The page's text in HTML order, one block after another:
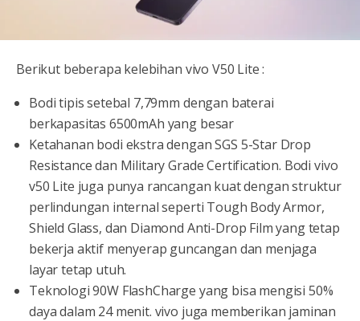
Berikut beberapa kelebihan vivo V50 Lite :
Bodi tipis setebal 7,79mm dengan baterai
berkapasitas 6500mAh yang besar
Ketahanan bodi ekstra dengan SGS 5-Star Drop
Resistance dan Military Grade Certification. Bodi vivo
v50 Lite juga punya rancangan kuat dengan struktur
perlindungan internal seperti Tough Body Armor,
Shield Glass, dan Diamond Anti-Drop Film yang tetap
bekerja aktif menyerap guncangan dan menjaga
layar tetap utuh.
Teknologi 90W FlashCharge yang bisa mengisi 50%
daya dalam 24 menit. vivo juga memberikan jaminan